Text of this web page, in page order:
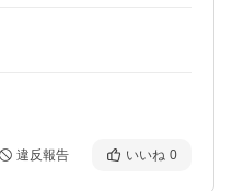
違反報告 いいね 0